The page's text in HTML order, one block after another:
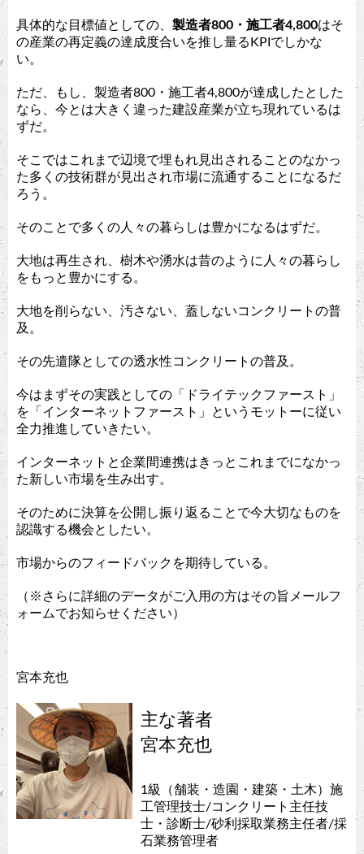
具体的な目標値としての、 製造者800・施工者4,800はそ
の産業の再定義の達成度合いを推し量るKPIでしかな
い。
ただ、もし、製造者800・施工者4,800が達成したとした
なら、今とは大きく違った建設産業が立ち現れているは
ずだ。
そこではこれまで辺境で埋もれ見出されることのなかっ
た多くの技術群が見出され市場に流通することになるだ
ろう。
そのことで多くの人々の暮らしは豊かになるはずだ。
大地は再生され、樹木や湧水は昔のように人々の暮らし
をもっと豊かにする。
大地を削らない、汚さない、蓋しないコンクリートの普
及。
その先遣隊としての透水性コンクリートの普及。
今はまずその実践としての「ドライテックファースト」
を「インターネットファースト」というモットーに従い
全力推進していきたい。
インターネットと企業間連携はきっとこれまでになかっ
た新しい市場を生み出す。
そのために決算を公開し振り返ることで今大切なものを
認識する機会としたい。
市場からのフィードバックを期待している。
（※さらに詳細のデータがご入用の方はその旨メールフ
ォームでお知らせください）
宮本充也
主な著者
宮本充也
1級（舗装・造園・建築・土木）施
工管理技士/コンクリート主任技
士・診断士/砂利採取業務主任者/採
石業務管理者